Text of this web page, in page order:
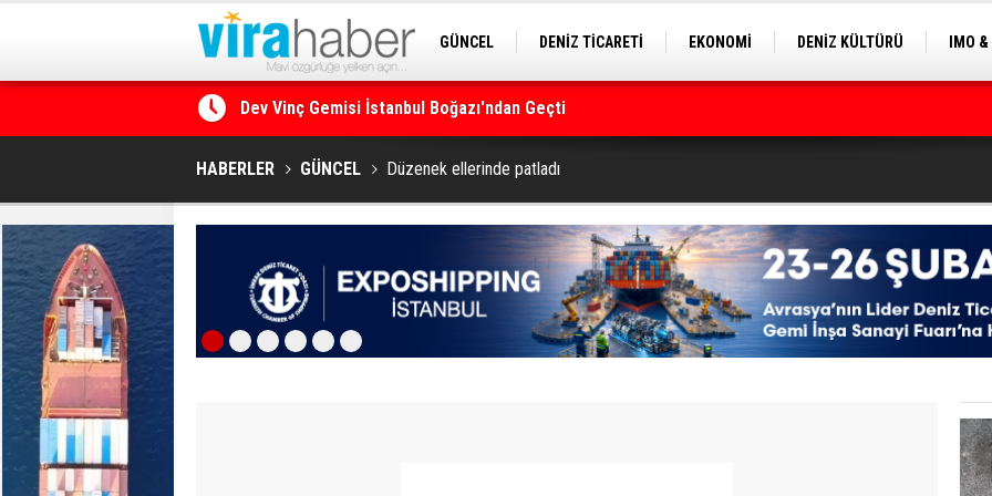
GÜNCEL DENİZ TİCARETİ EKONOMİ DENİZ KÜLTÜRÜ
IMO
Dev Vinç Gemisi İstanbul Boğazı'ndan Geçti
Ege Denizi’nin En Büyük Mercan Ormanı
HABERLER GÜNCEL Düzenek ellerinde patladı